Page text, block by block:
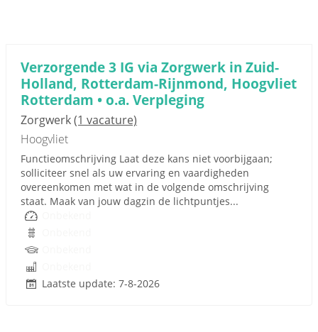
Verzorgende 3 IG via Zorgwerk in Zuid-
Holland, Rotterdam-Rijnmond, Hoogvliet
Rotterdam • o.a. Verpleging
Zorgwerk(1 vacature)
Hoogvliet
Functieomschrijving Laat deze kans niet voorbijgaan;
solliciteer snel als uw ervaring en vaardigheden
overeenkomen met wat in de volgende omschrijving
staat. Maak van jouw dagzin de lichtpuntjes...
Laatste update: 7-8-2026